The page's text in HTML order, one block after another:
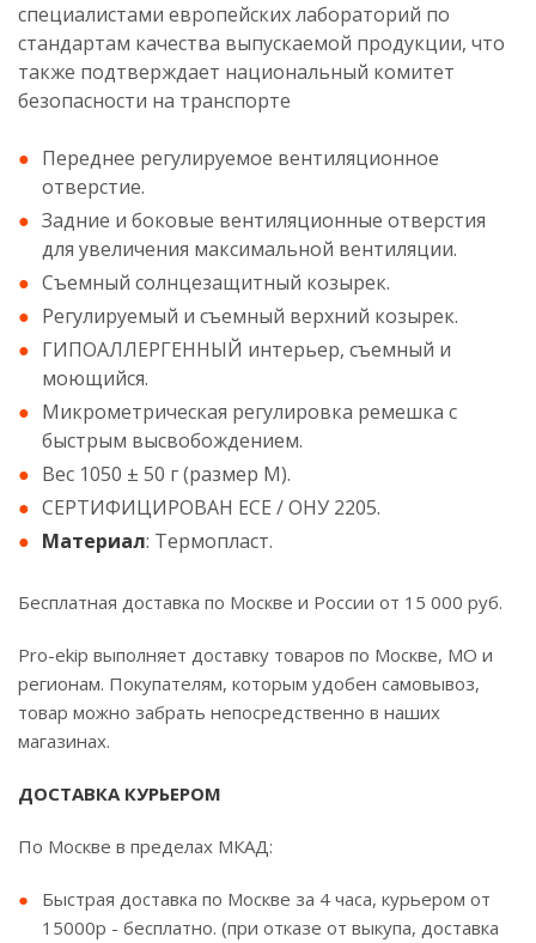
специалистами европейских лабораторий по
стандартам качества выпускаемой продукции, что
также подтверждает национальный комитет
безопасности на транспорте
Переднее регулируемое вентиляционное
отверстие.
Задние и боковые вентиляционные отверстия
для увеличения максимальной вентиляции.
Съемный солнцезащитный козырек.
Регулируемый и съемный верхний козырек.
ГИПОАЛЛЕРГЕННЫЙ интерьер, съемный и
моющийся.
Микрометрическая регулировка ремешка с
быстрым высвобождением.
Вес 1050 ± 50 г (размер М).
СЕРТИФИЦИРОВАН ЕСЕ / ОНУ 2205.
Материал: Термопласт.
Бесплатная доставка по Москве и России от 15 000 руб.
Pro-ekip выполняет доставку товаров по Москве, МО и
регионам. Покупателям, которым удобен самовывоз,
товар можно забрать непосредственно в наших
магазинах.
ДОСТАВКА КУРЬЕРОМ
По Москве в пределах МКАД:
Быстрая доставка по Москве за 4 часа, курьером от
15000р - бесплатно. (при отказе от выкупа, доставка